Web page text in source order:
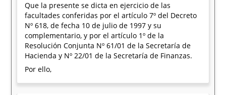
Que la presente se dicta en ejercicio de las
facultades conferidas por el artículo 7º del Decreto
Nº 618, de fecha 10 de julio de 1997 y su
complementario, y por el artículo 1º de la
Resolución Conjunta Nº 61/01 de la Secretaría de
Hacienda y Nº 22/01 de la Secretaría de Finanzas.
Por ello,